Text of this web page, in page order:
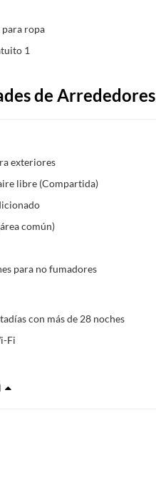
para ropa
1
de Arrededores
exteriores
libre (Compartida)
común)
para no fumadores
con más de 28 noches
Fi